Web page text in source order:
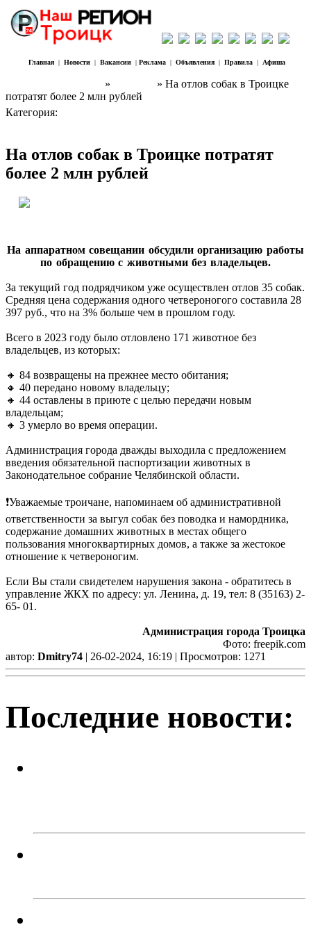
Главная | Новости | Вакансии | Реклама | Объявления | Правила | Афиша
»
» На отлов собак в Троицке
потратят более 2 млн рублей
Категория:
На отлов собак в Троицке потратят
более 2 млн рублей
На аппаратном совещании обсудили организацию работы
по обращению с животными без владельцев.
За текущий год подрядчиком уже осуществлен отлов 35 собак.
Средняя цена содержания одного четвероногого составила 28
397 руб., что на 3% больше чем в прошлом году.
Всего в 2023 году было отловлено 171 животное без
владельцев, из которых:
🔸 84 возвращены на прежнее место обитания;
🔸 40 передано новому владельцу;
🔸 44 оставлены в приюте с целью передачи новым
владельцам;
🔸 3 умерло во время операции.
Администрация города дважды выходила с предложением
введения обязательной паспортизации животных в
Законодательное собрание Челябинской области.
❗Уважаемые троичане, напоминаем об административной
ответственности за выгул собак без поводка и намордника,
содержание домашних животных в местах общего
пользования многоквартирных домов, а также за жестокое
отношение к четвероногим.
Если Вы стали свидетелем нарушения закона - обратитесь в
управление ЖКХ по адресу: ул. Ленина, д. 19, тел: 8 (35163) 2-
65- 01.
Администрация города Троицка
Фото: freepik.cоm
автор: Dmitry74 | 26-02-2024, 16:19 | Просмотров: 1271
Последние новости: